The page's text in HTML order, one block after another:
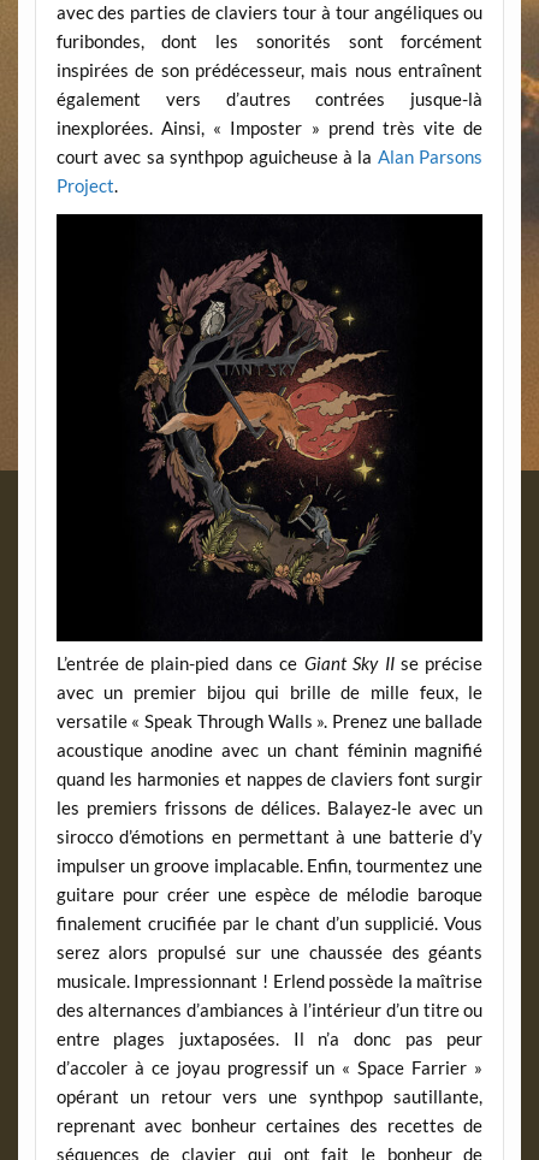
avec des parties de claviers tour à tour angéliques ou
furibondes, dont les sonorités sont forcément
inspirées de son prédécesseur, mais nous entraînent
également vers d’autres contrées jusque-là
inexplorées. Ainsi, « Imposter » prend très vite de
court avec sa synthpop aguicheuse à la Alan Parsons
Project.
L’entrée de plain-pied dans ce Giant Sky IIse précise
avec un premier bijou qui brille de mille feux, le
versatile « Speak Through Walls ». Prenez une ballade
acoustique anodine avec un chant féminin magnifié
quand les harmonies et nappes de claviers font surgir
les premiers frissons de délices. Balayez-le avec un
sirocco d’émotions en permettant à une batterie d’y
impulser un groove implacable. Enfin, tourmentez une
guitare pour créer une espèce de mélodie baroque
finalement crucifiée par le chant d’un supplicié. Vous
serez alors propulsé sur une chaussée des géants
musicale. Impressionnant ! Erlend possède la maîtrise
des alternances d’ambiances à l’intérieur d’un titre ou
entre plages juxtaposées. Il n’a donc pas peur
d’accoler à ce joyau progressif un « Space Farrier »
opérant un retour vers une synthpop sautillante,
reprenant avec bonheur certaines des recettes de
séquences de clavier qui ont fait le bonheur de